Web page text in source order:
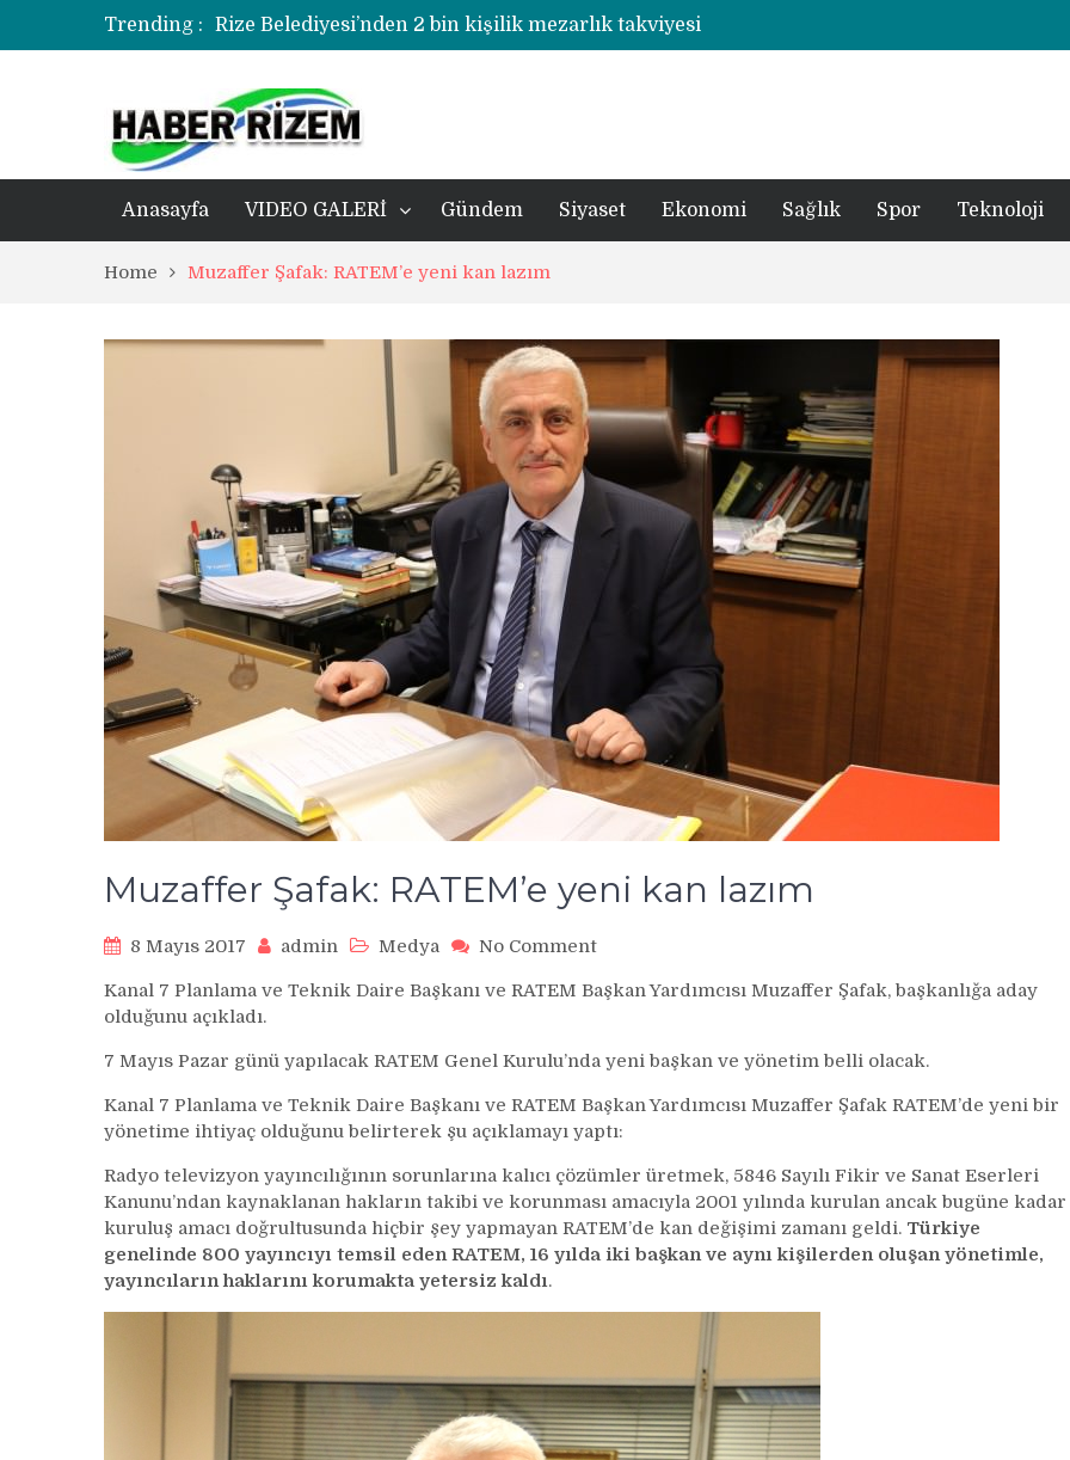
Trending :
Rize Belediyesi’nden 2 bin kişilik mezarlık takviyesi
Rize’de otizmli öğrencilerin eğitim gördüğü ahşap hobi atölyesine çarpan araç hasara neden oldu
Üzerine kale direği düşen minik futbolcu yiğit böyle uğurlandı
Rize’de uyuşturucu operasyonunda 1 şüpheli tutuklandı
Anasayfa VIDEO GALERİ Gündem Siyaset Ekonomi Sağlık Spor Teknoloji
Home Muzaffer Şafak: RATEM’e yeni kan lazım
Muzaffer Şafak: RATEM’e yeni kan lazım
8 Mayıs 2017 admin Medya No Commenton
Şafak:
kan
lazım
Kanal 7 Planlama ve Teknik Daire Başkanı ve RATEM Başkan Yardımcısı Muzaffer Şafak, başkanlığa aday
olduğunu açıkladı.
7 Mayıs Pazar günü yapılacak RATEM Genel Kurulu’nda yeni başkan ve yönetim belli olacak.
Kanal 7 Planlama ve Teknik Daire Başkanı ve RATEM Başkan Yardımcısı Muzaffer Şafak RATEM’de yeni bir
yönetime ihtiyaç olduğunu belirterek şu açıklamayı yaptı:
Radyo televizyon yayıncılığının sorunlarına kalıcı çözümler üretmek, 5846 Sayılı Fikir ve Sanat Eserleri
Kanunu’ndan kaynaklanan hakların takibi ve korunması amacıyla 2001 yılında kurulan ancak bugüne kadar
kuruluş amacı doğrultusunda hiçbir şey yapmayan RATEM’de kan değişimi zamanı geldi. Türkiye
genelinde 800 yayıncıyı temsil eden RATEM, 16 yılda iki başkan ve aynı kişilerden oluşan yönetimle,
yayıncıların haklarını korumakta yetersiz kaldı.